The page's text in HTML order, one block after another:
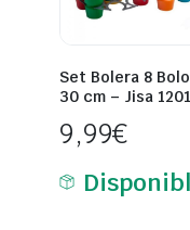
Set Bolera 8
30 cm – Jisa 1201
9,99€